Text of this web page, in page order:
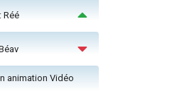
Réé
animation Vidéo